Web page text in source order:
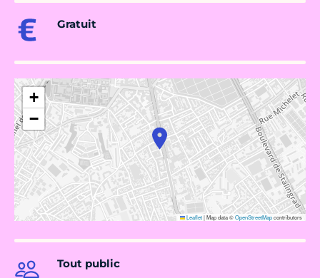
Gratuit
+
−
Leaflet|Map data ©OpenStreetMapcontributors
Tout public